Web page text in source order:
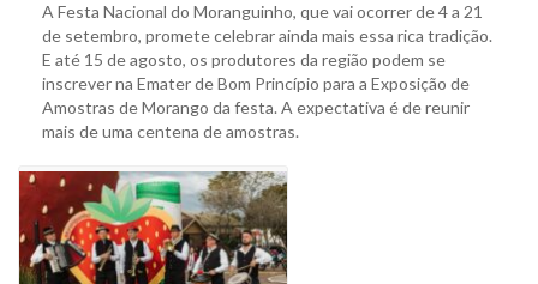
A Festa Nacional do Moranguinho, que vai ocorrer de 4 a 21
de setembro, promete celebrar ainda mais essa rica tradição.
E até 15 de agosto, os produtores da região podem se
inscrever na Emater de Bom Princípio para a Exposição de
Amostras de Morango da festa. A expectativa é de reunir
mais de uma centena de amostras.